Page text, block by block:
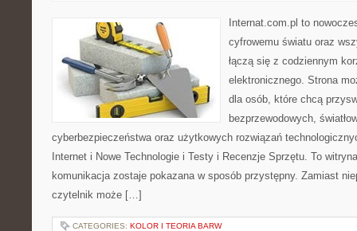
Internat.com.pl to
cyfrowemu światu oraz
łączą się z codziennym
elektronicznego. Strona
dla osób, które chcą
bezprzewodowych,
cyberbezpieczeństwa oraz użytkowych rozwiązań
Internet i Nowe Technologie i Testy i Recenzje Sprzętu. To
komunikacja zostaje pokazana w sposób przystępny. Zamiast
czytelnik może […]
CATEGORIES: KOLOR I TEORIA BARW